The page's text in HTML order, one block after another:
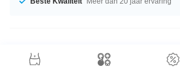
Productgegevens